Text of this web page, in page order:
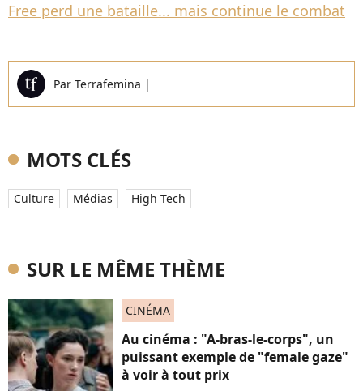
Free perd une bataille... mais continue le combat
Par Terrafemina |
MOTS CLÉS
Culture Médias High Tech
SUR LE MÊME THÈME
CINÉMA
Au cinéma : "A-bras-le-corps", un
puissant exemple de "female gaze"
à voir à tout prix